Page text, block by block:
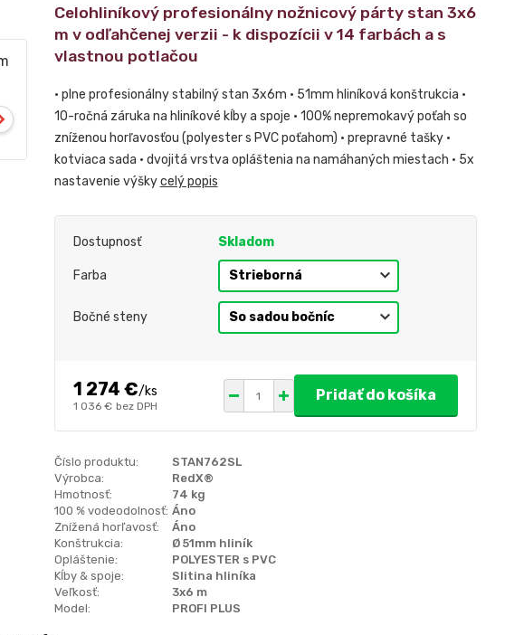
Celohliníkový profesionálny nožnicový párty stan 3x6
m v odľahčenej verzii - k dispozícii v 14 farbách a s
vlastnou potlačou
• plne profesionálny stabilný stan 3x6m • 51mm hliníková konštrukcia •
10-ročná záruka na hliníkové kĺby a spoje • 100% nepremokavý poťah so
zníženou horľavosťou (polyester s PVC poťahom) • prepravné tašky •
kotviaca sada • dvojitá vrstva opláštenia na namáhaných miestach • 5x
nastavenie výškycelý popis
Dostupnosť Skladom
Farba
Bočné steny
1 274 €/ks
1 036 € bez DPH
Pridať do košíka
Číslo produktu:
STAN762SL
Výrobca:
RedX®
Hmotnosť:
74 kg
100 % vodeodolnosť: Áno
Znížená horľavosť:
Áno
Konštrukcia:
Ø 51mm hliník
Opláštenie:
POLYESTER s PVC
Kĺby & spoje:
Slitina hliníka
Veľkosť:
3x6 m
Model:
PROFI PLUS